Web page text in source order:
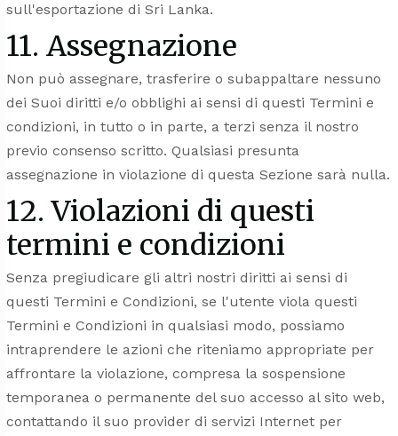
sull'esportazione di Sri Lanka.
11. Assegnazione
Non può assegnare, trasferire o subappaltare nessuno
dei Suoi diritti e/o obblighi ai sensi di questi Termini e
condizioni, in tutto o in parte, a terzi senza il nostro
previo consenso scritto. Qualsiasi presunta
assegnazione in violazione di questa Sezione sarà nulla.
12. Violazioni di questi
termini e condizioni
Senza pregiudicare gli altri nostri diritti ai sensi di
questi Termini e Condizioni, se l'utente viola questi
Termini e Condizioni in qualsiasi modo, possiamo
intraprendere le azioni che riteniamo appropriate per
affrontare la violazione, compresa la sospensione
temporanea o permanente del suo accesso al sito web,
contattando il suo provider di servizi Internet per